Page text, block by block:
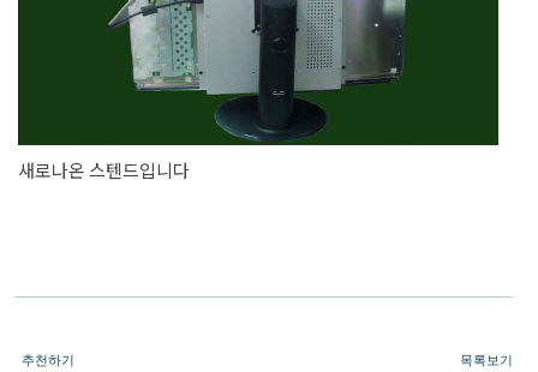
새로나온 스텐드입니다
추천하기 목록보기